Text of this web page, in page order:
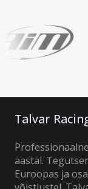
Talvar
aastal.
Euroopas ja